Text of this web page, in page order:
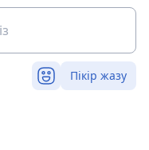
Пікір жазу